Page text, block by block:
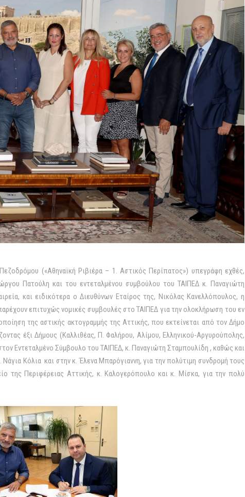
(«Αθηναϊκή Ριβιέρα – 1. Αστικός Περίπατος») υπεγράφη εχθές,
Πατούλη και του εντεταλμένου συμβούλου του ΤΑΙΠΕΔ κ. Παναγιώτη
και ειδικότερα ο Διευθύνων Εταίρος της, Νικόλας Κανελλόπουλος, η
επιτυχώς νομικές συμβουλές στο ΤΑΙΠΕΔ για την ολοκλήρωση του εν
της αστικής ακτογραμμής της Αττικής, που εκτείνεται από τον Δήμο
έξι Δήμους (Καλλιθέας, Π. Φαλήρου, Αλίμου, Ελληνικού-Αργυρούπολης,
Εντεταλμένο Σύμβουλο του ΤΑΙΠΕΔ, κ. Παναγιώτη Σταμπουλίδη , καθώς και
Κόλια και στην κ. Έλενα Μπαρόγιαννη, για την πολύτιμη συνδρομή τους
της Περιφέρειας Αττικής, κ. Καλογερόπουλο και κ. Μίσκα, για την πολύ